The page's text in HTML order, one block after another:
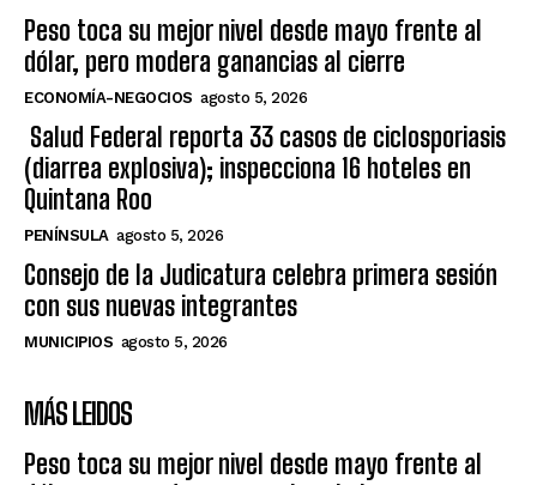
Peso toca su mejor nivel desde mayo frente al
dólar, pero modera ganancias al cierre
ECONOMÍA-NEGOCIOS agosto 5, 2026
Salud Federal reporta 33 casos de ciclosporiasis
(diarrea explosiva); inspecciona 16 hoteles en
Quintana Roo
PENÍNSULA agosto 5, 2026
Consejo de la Judicatura celebra primera sesión
con sus nuevas integrantes
MUNICIPIOS agosto 5, 2026
MÁS LEIDOS
Peso toca su mejor nivel desde mayo frente al